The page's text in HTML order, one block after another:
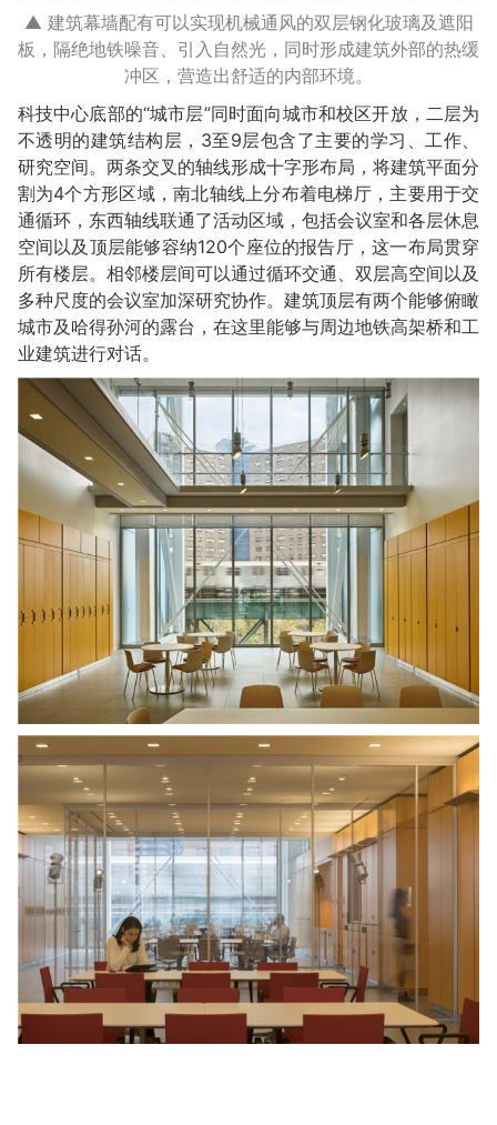
▲ 建筑幕墙配有可以实现机械通风的双层钢化玻璃及遮阳
板，隔绝地铁噪音、引入自然光，同时形成建筑外部的热缓
冲区，营造出舒适的内部环境。
科技中心底部的“城市层”同时面向城市和校区开放，二层为
不透明的建筑结构层，3至9层包含了主要的学习、工作、
研究空间。两条交叉的轴线形成十字形布局，将建筑平面分
割为4个方形区域，南北轴线上分布着电梯厅，主要用于交
通循环，东西轴线联通了活动区域，包括会议室和各层休息
空间以及顶层能够容纳120个座位的报告厅，这一布局贯穿
所有楼层。相邻楼层间可以通过循环交通、双层高空间以及
多种尺度的会议室加深研究协作。建筑顶层有两个能够俯瞰
城市及哈得孙河的露台，在这里能够与周边地铁高架桥和工
业建筑进行对话。